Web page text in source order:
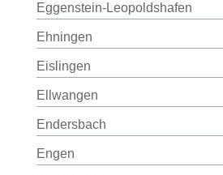
Eggenstein-Leopoldshafen
Ehningen
Eislingen
Ellwangen
Endersbach
Engen